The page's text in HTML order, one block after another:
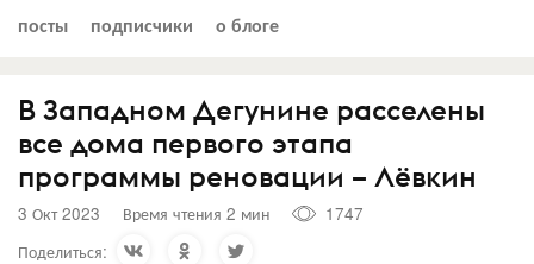
посты подписчики о блоге
В Западном Дегунине расселены
все дома первого этапа
программы реновации – Лёвкин
3 Окт 2023 Время чтения 2 мин
1747
Поделиться: